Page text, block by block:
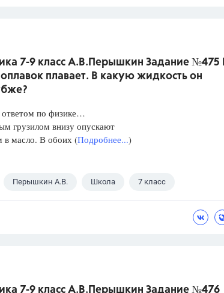
7-9 класс А.В.Перышкин Задание №475
плавает. В какую жидкость он
по физике…
грузилом внизу опускают
в масло. В обоих (Подробнее...)
Перышкин А.В. Школа 7 класс
7-9 класс А.В.Перышкин Задание №476